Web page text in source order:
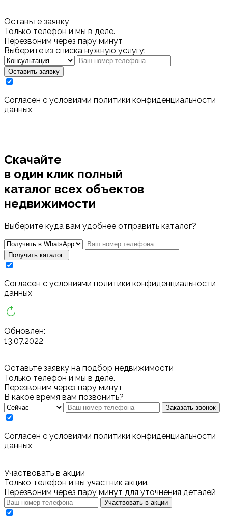
Оставьте заявку
Только телефон и мы в деле.
Перезвоним через пару минут
Выберите из списка нужную услугу:
Оставить заявку
Cогласен с условиями политики конфиденциальности
данных
Скачайте
в один клик полный
каталог всех объектов
недвижимости
Выберите куда вам удобнее отправить каталог?
Получить каталог
Cогласен с условиями политики конфиденциальности
данных
Обновлен:
13.07.2022
Оставьте заявку на подбор недвижимости
Только телефон и мы в деле.
Перезвоним через пару минут
В какое время вам позвонить?
Заказать звонок
Cогласен с условиями политики конфиденциальности
данных
Участвовать в акции
Только телефон и вы участник акции.
Перезвоним через пару минут для уточнения деталей
Участвовать в акции